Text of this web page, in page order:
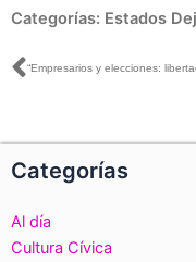
Categorías: Estados
Ant
Categorías
Al día
Cultura Cívica